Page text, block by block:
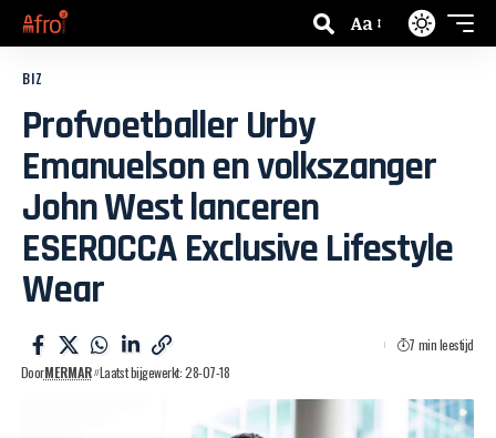
Aa
BIZ
Profvoetballer Urby
Emanuelson en volkszanger
John West lanceren
ESEROCCA Exclusive Lifestyle
Wear
DoorMERMAR Laatst bijgewerkt: 28-07-18
7 min leestijd